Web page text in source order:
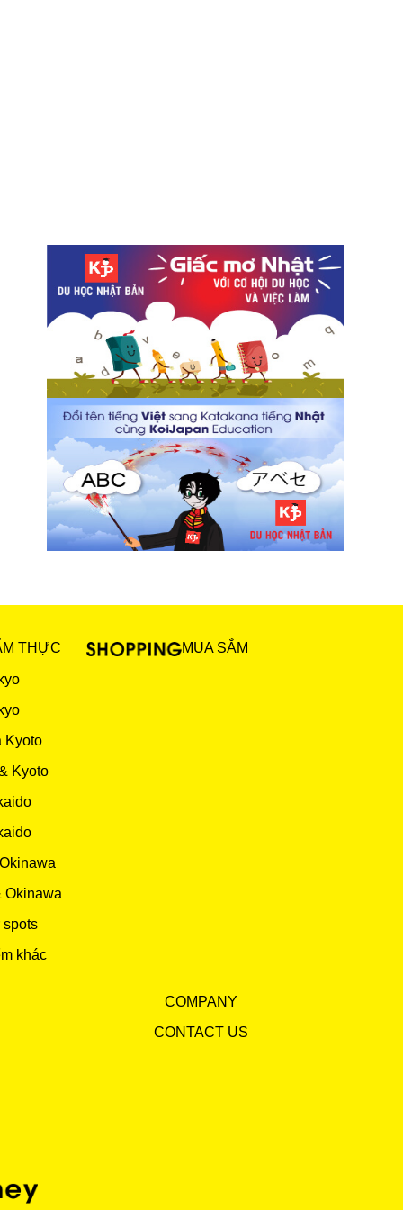
THỰC
Kyoto
Kyoto
Okinawa
spots
khác
MUA SẮM
COMPANY
CONTACT US